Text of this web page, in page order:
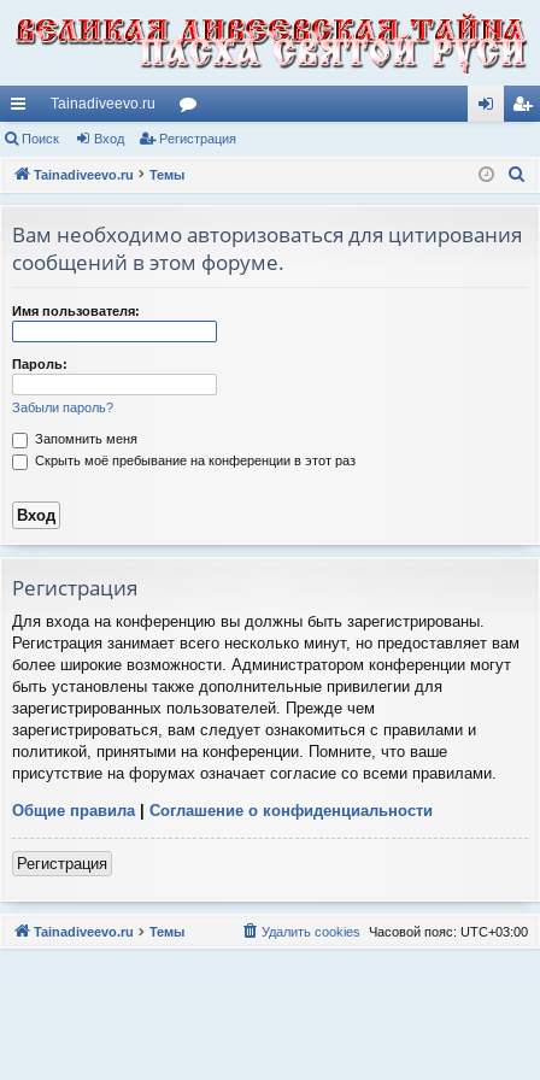
с
ы
и
Tainadiveevo.ru
ор
ум д ис
ац
Поиск Вход Регистрация
Tainadiveevo.ru Темы
Вам необходимо авторизоваться для цитирования
сообщений в этом форуме.
Имя пользователя:
Пароль:
Забыли пароль?
Запомнить меня
Скрыть моё пребывание на конференции в этот раз
Регистрация
Для входа на конференцию вы должны быть зарегистрированы.
Регистрация занимает всего несколько минут, но предоставляет вам
более широкие возможности. Администратором конференции могут
быть установлены также дополнительные привилегии для
зарегистрированных пользователей. Прежде чем
зарегистрироваться, вам следует ознакомиться с правилами и
политикой, принятыми на конференции. Помните, что ваше
присутствие на форумах означает согласие со всеми правилами.
Общие правила| Соглашение о конфиденциальности
Регистрация
Tainadiveevo.ru Темы Часовой пояс: UTC+03:00
Удалить cookies